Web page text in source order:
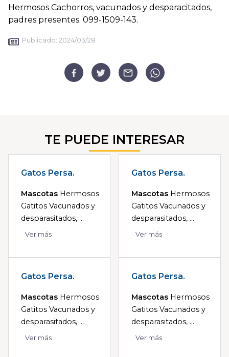
Hermosos Cachorros, vacunados y desparacitados,
padres presentes. 099-1509-143.
Publicado: 2024/03/28
TE PUEDE INTERESAR
Gatos Persa.
Mascotas Hermosos
Gatitos Vacunados y
desparasitados, ...
Ver más
Gatos Persa.
Mascotas Hermosos
Gatitos Vacunados y
desparasitados, ...
Ver más
Gatos Persa.
Mascotas Hermosos
Gatitos Vacunados y
desparasitados, ...
Ver más
Gatos Persa.
Mascotas Hermosos
Gatitos Vacunados y
desparasitados, ...
Ver más